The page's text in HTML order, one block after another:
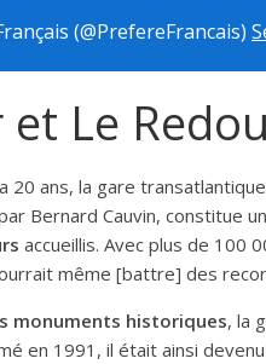
(@PrefereFrancais)
et Le
ans, la gare
Bernard Cauvin, constitue
accueillis. Avec plus de 100
même [battre] des
monuments historiques, la
en 1991, il était ainsi